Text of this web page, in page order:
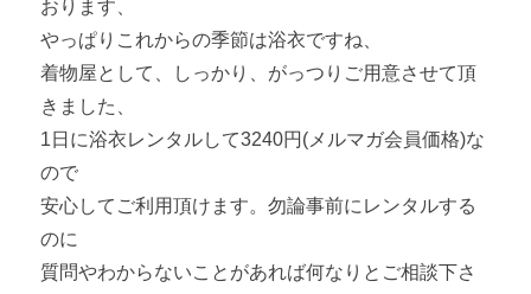
おります、
やっぱりこれからの季節は浴衣ですね、
着物屋として、しっかり、がっつりご用意させて頂
きました、
1日に浴衣レンタルして3240円(メルマガ会員価格)な
ので
安心してご利用頂けます。勿論事前にレンタルする
のに
質問やわからないことがあれば何なりとご相談下さ